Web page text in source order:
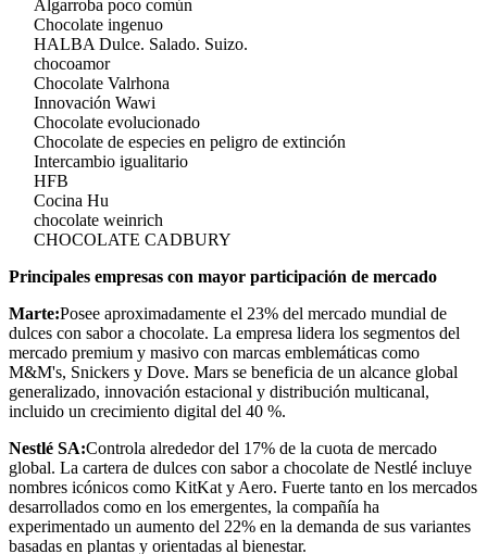
Algarroba poco común
Chocolate ingenuo
HALBA Dulce. Salado. Suizo.
chocoamor
Chocolate Valrhona
Innovación Wawi
Chocolate evolucionado
Chocolate de especies en peligro de extinción
Intercambio igualitario
HFB
Cocina Hu
chocolate weinrich
CHOCOLATE CADBURY
Principales empresas con mayor participación de mercado
Marte:Posee aproximadamente el 23% del mercado mundial de
dulces con sabor a chocolate. La empresa lidera los segmentos del
mercado premium y masivo con marcas emblemáticas como
M&M's, Snickers y Dove. Mars se beneficia de un alcance global
generalizado, innovación estacional y distribución multicanal,
incluido un crecimiento digital del 40 %.
Nestlé SA:Controla alrededor del 17% de la cuota de mercado
global. La cartera de dulces con sabor a chocolate de Nestlé incluye
nombres icónicos como KitKat y Aero. Fuerte tanto en los mercados
desarrollados como en los emergentes, la compañía ha
experimentado un aumento del 22% en la demanda de sus variantes
basadas en plantas y orientadas al bienestar.